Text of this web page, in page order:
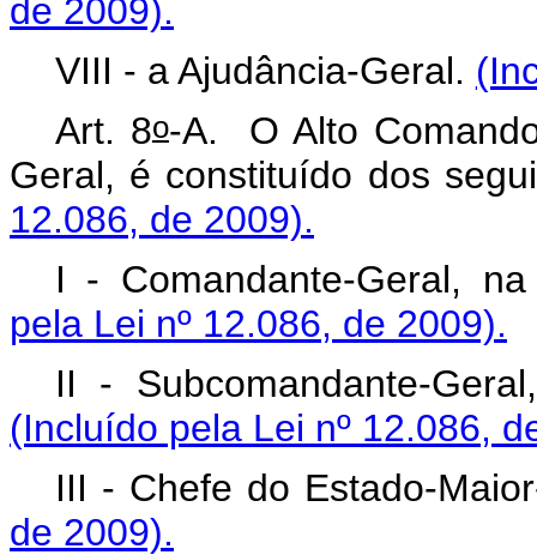
de 2009).
VIII - a Ajudância-Geral.
Art. 8o-A. O Alto
Geral, é constituído dos
12.086, de 2009).
I - Comandante-Geral,
pela Lei nº 12.086, de 2009).
II - Subcomandante-
(Incluído pela Lei nº 12.086,
III - Chefe do Estado-
de 2009).